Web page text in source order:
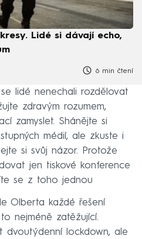
Lidé si dávají echo,
6 min čtení
lidé nenechali rozdělovat
zdravým rozumem,
zamyslet. Shánějte si
médií, ale zkuste i
si svůj názor. Protože
jen tiskové konference
se z toho jednou
Olberta každé řešení
nejméně zatěžující.
dvoutýdenní lockdown, ale